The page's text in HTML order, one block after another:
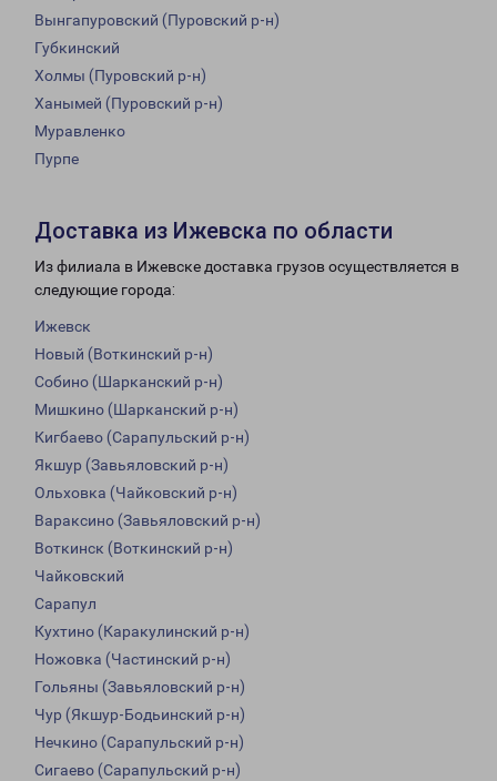
Вынгапуровский (Пуровский р-н)
Губкинский
Холмы (Пуровский р-н)
Ханымей (Пуровский р-н)
Муравленко
Пурпе
Доставка из Ижевска по области
Из филиала в Ижевске доставка грузов осуществляется в
следующие города:
Ижевск
Новый (Воткинский р-н)
Собино (Шарканский р-н)
Мишкино (Шарканский р-н)
Кигбаево (Сарапульский р-н)
Якшур (Завьяловский р-н)
Ольховка (Чайковский р-н)
Вараксино (Завьяловский р-н)
Воткинск (Воткинский р-н)
Чайковский
Сарапул
Кухтино (Каракулинский р-н)
Ножовка (Частинский р-н)
Гольяны (Завьяловский р-н)
Чур (Якшур-Бодьинский р-н)
Нечкино (Сарапульский р-н)
Сигаево (Сарапульский р-н)